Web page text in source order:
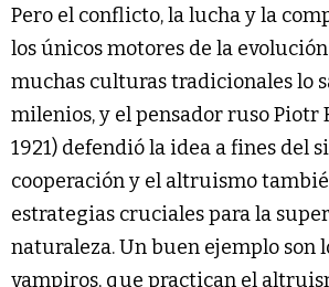
Pero el conflicto, la lucha y la
los únicos motores de la
muchas culturas tradicionales lo
milenios, y el pensador ruso Piotr
1921) defendió la idea a fines del
cooperación y el altruismo
estrategias cruciales para la
naturaleza. Un buen ejemplo son
vampiros, que practican el